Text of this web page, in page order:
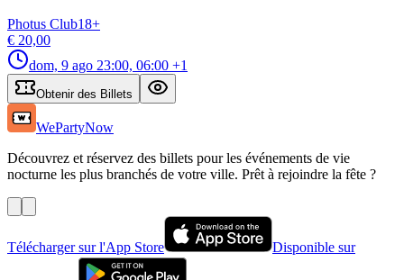
Photus Club18+
€ 20,00
dom, 9 ago 23:00, 06:00 +1
Obtenir des Billets
WePartyNow
Découvrez et réservez des billets pour les événements de vie
nocturne les plus branchés de votre ville. Prêt à rejoindre la fête ?
Télécharger sur l'App Store Disponible sur